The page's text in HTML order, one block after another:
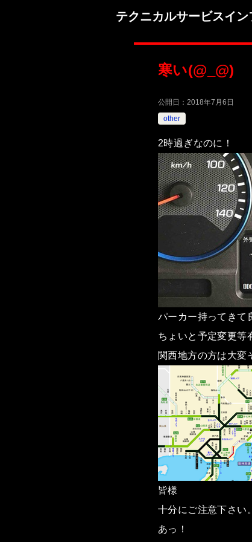
テクニカルサービスイ
寒い(@_@)
公開日： 2018年7月6日
other
2時過ぎなのに！
パーカー持ってきて
ちょいと予定変更等
関西地方の方は大変
皆様
十分にご注意下さい。
あっ！